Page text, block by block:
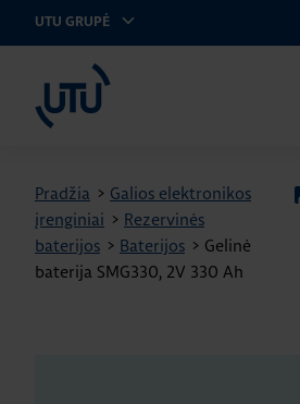
UTU GRUPĖ
UTU Lithuania
Pradžia > Galios elektronikos
įrenginiai > Rezervinės
baterijos > Baterijos > Gelinė
baterija SMG330, 2V 330 Ah